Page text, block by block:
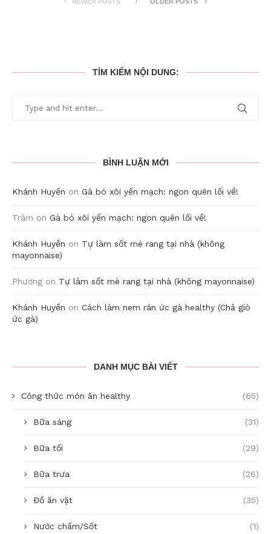
TÌM KIẾM NỘI DUNG:
BÌNH LUẬN MỚI
Khánh Huyền on Gà bó xôi yến mạch: ngon quên lối về!
Trâm on Gà bó xôi yến mạch: ngon quên lối về!
Khánh Huyền on Tự làm sốt mè rang tại nhà (không
mayonnaise)
Phương on Tự làm sốt mè rang tại nhà (không mayonnaise)
Khánh Huyền on Cách làm nem rán ức gà healthy (Chả giò
ức gà)
DANH MỤC BÀI VIẾT
Công thức món ăn healthy (65)
Bữa sáng (31)
Bữa tối (29)
Bữa trưa (26)
Đồ ăn vặt (35)
Nước chấm/Sốt (1)